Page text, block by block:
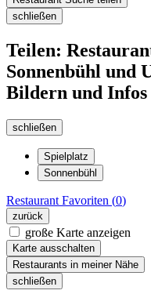
schließen
Teilen:
Sonnenbühl und
Bildern und Infos
schließen
Spielplatz
Sonnenbühl
Restaurant Favoriten (0)
zurück
große Karte anzeigen
Karte ausschalten
Restaurants in meiner Nähe
schließen